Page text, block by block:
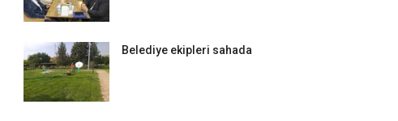
Belediye ekipleri sahada